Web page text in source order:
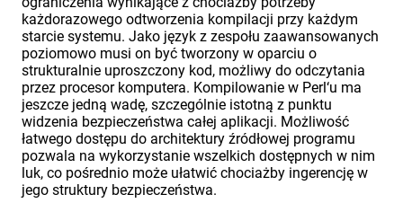
każdorazowego odtworzenia kompilacji przy każdym
starcie systemu. Jako język z zespołu zaawansowanych
poziomowo musi on być tworzony w oparciu o
strukturalnie uproszczony kod, możliwy do odczytania
przez procesor komputera. Kompilowanie w Perl‘u ma
jeszcze jedną wadę, szczególnie istotną z punktu
widzenia bezpieczeństwa całej aplikacji. Możliwość
łatwego dostępu do architektury źródłowej programu
pozwala na wykorzystanie wszelkich dostępnych w nim
luk, co pośrednio może ułatwić chociażby ingerencję w
jego struktury bezpieczeństwa.